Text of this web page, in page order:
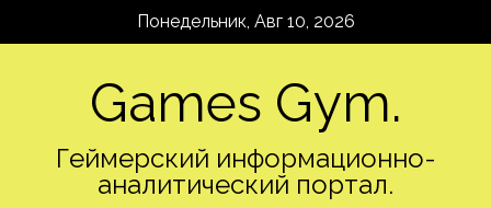
Понедельник, Авг 10, 2026
Games Gym.
Геймерский информационно-
аналитический портал.